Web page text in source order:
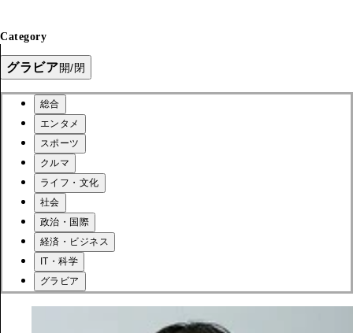
Category
グラビア開/閉
総合
エンタメ
スポーツ
クルマ
ライフ・文化
社会
政治・国際
経済・ビジネス
IT・科学
グラビア